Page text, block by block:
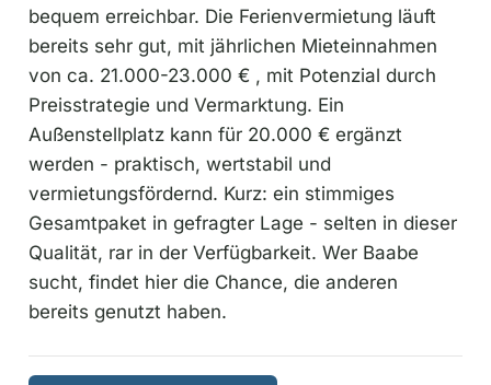
bequem erreichbar. Die Ferienvermietung läuft
bereits sehr gut, mit jährlichen Mieteinnahmen
von ca. 21.000-23.000 € , mit Potenzial durch
Preisstrategie und Vermarktung. Ein
Außenstellplatz kann für 20.000 € ergänzt
werden - praktisch, wertstabil und
vermietungsfördernd. Kurz: ein stimmiges
Gesamtpaket in gefragter Lage - selten in dieser
Qualität, rar in der Verfügbarkeit. Wer Baabe
sucht, findet hier die Chance, die anderen
bereits genutzt haben.